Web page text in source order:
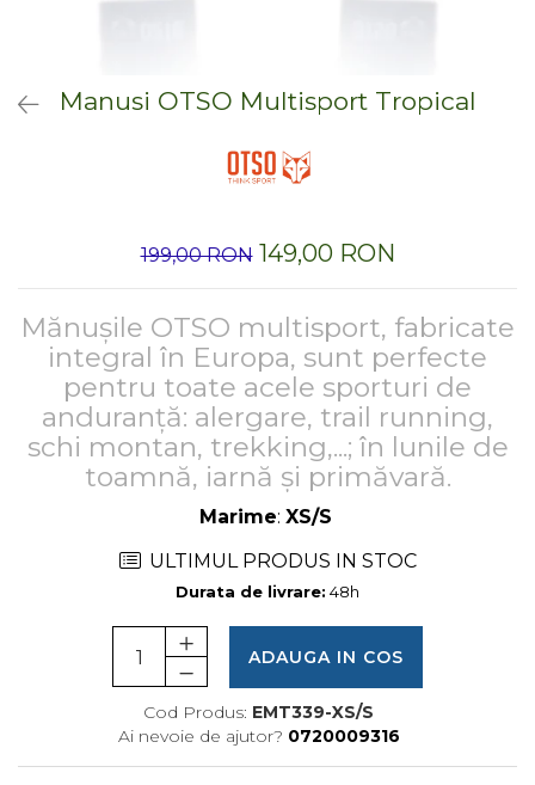
Centuri Alergare
Genti transport echipament
Geluri Energizante Beta Fuel
Geluri Energizante Izotonice
Jachete Puf
Femei
Copii
Manusi
Barbati
Femei
Copii
Pantaloni
Jachete Ski/Snowboard
Manusi OTSO Multisport Tropical
199,00 RON 149,00 RON
Mănușile OTSO multisport, fabricate
integral în Europa, sunt perfecte
pentru toate acele sporturi de
anduranță: alergare, trail running,
schi montan, trekking,...; în lunile de
toamnă, iarnă și primăvară.
Marime: XS/S
ULTIMUL PRODUS IN STOC
Durata de livrare: 48h
ADAUGA IN COS
Cod Produs: EMT339-XS/S
Ai nevoie de ajutor? 0720009316